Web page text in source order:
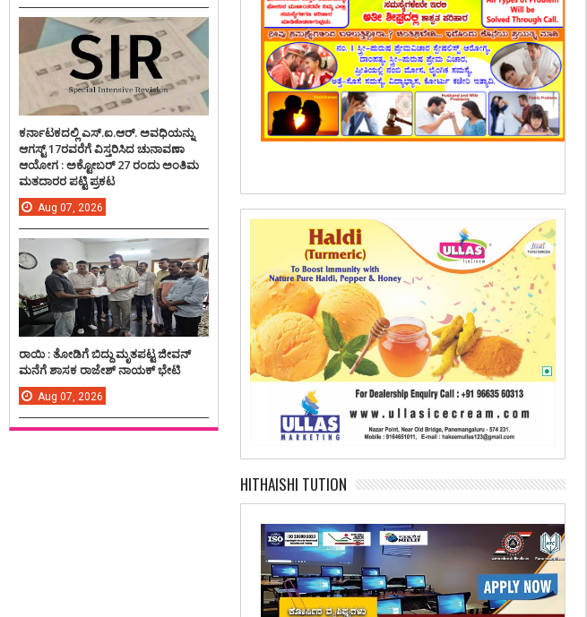
HITHAISHI TUTION
ಕರ್ನಾಟಕದಲ್ಲಿ ಎಸ್.ಐ.ಆರ್. ಅವಧಿಯನ್ನು
ಆಗಸ್ಟ್ 17ರವರೆಗೆ ವಿಸ್ತರಿಸಿದ ಚುನಾವಣಾ
ಆಯೋಗ : ಅಕ್ಟೋಬರ್ 27 ರಂದು ಅಂತಿಮ
ಮತದಾರರ ಪಟ್ಟಿ ಪ್ರಕಟ
Aug 07, 2026
ರಾಯಿ : ತೋಡಿಗೆ ಬಿದ್ದು ಮೃತಪಟ್ಟ ಜೀವನ್
ಮನೆಗೆ ಶಾಸಕ ರಾಜೇಶ್ ನಾಯಕ್ ಭೇಟಿ
Aug 07, 2026